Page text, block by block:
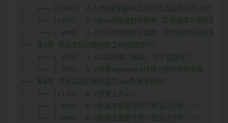
│   ├── [126K]  2-17快速掌握Go泛型的灵活运用技巧.pdf
│   ├── [105M]  2-18Go项目规划与管理：实用指南与高效策略
│   └── [ 40M]  2-19Go项目规划与管理：实用指南与高效策略
├── 第3章 项目实现必备技能之AI提效技巧/
│   ├── [ 35M]  3-1AI如何助力编程，为工程提效？
│   └── [ 75M]  3-2部署deepseek环境与项目环境准备
├── 第4章 项目实现必备技能之web数据库基础/
│   ├── [111M]  4-1快速上手gin
│   ├── [ 98M]  4-2数据库部署与用户表设计分析（上）
│   ├── [169M]  4-3数据库部署与用户表设计分析（下）